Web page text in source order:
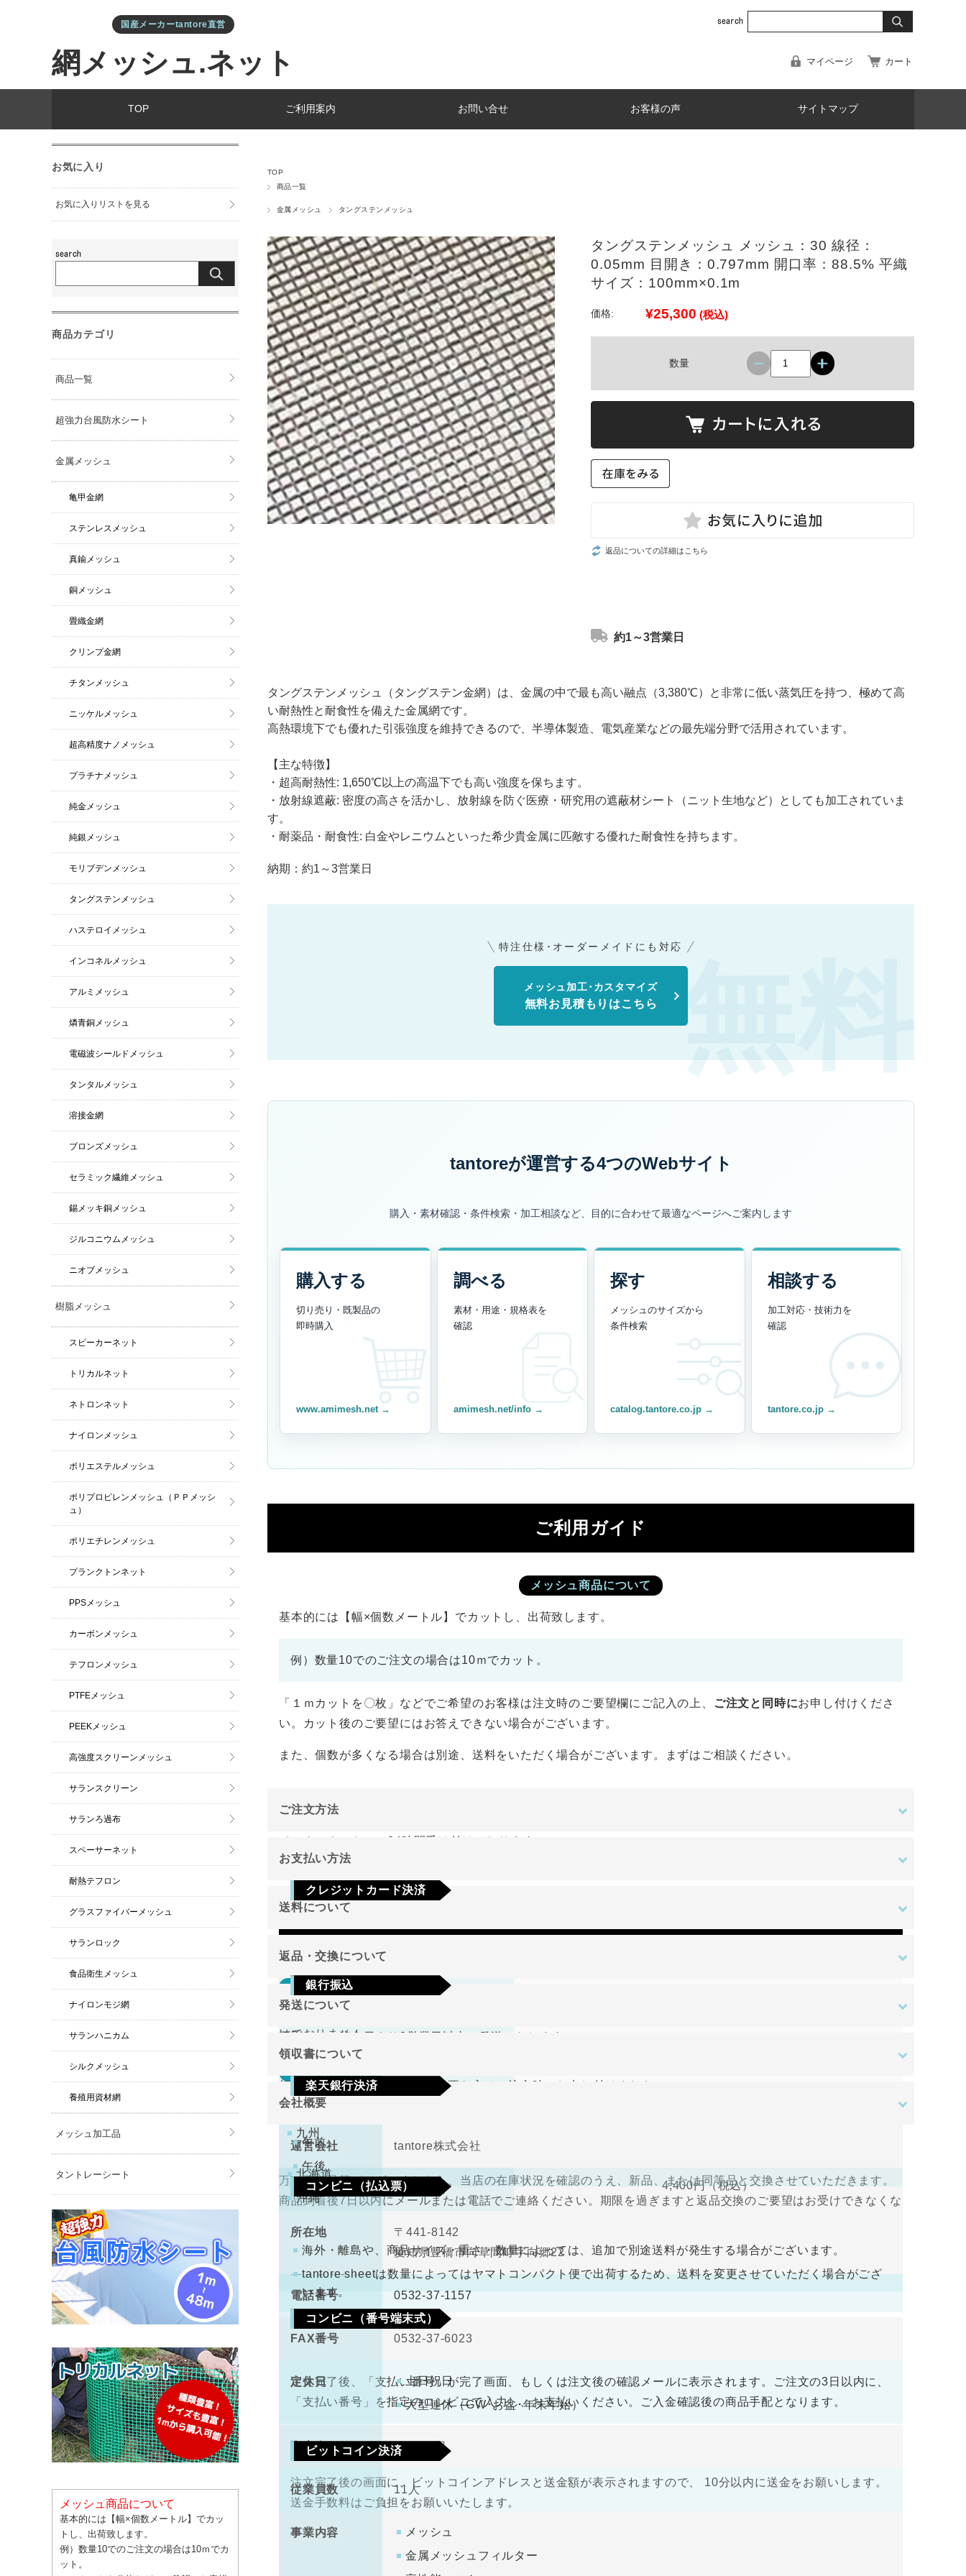
網メッシュ.ネット
国産メーカーtantore直営
マイページ カート
TOP ご利用案内 お問い合せ お客様の声 サイトマップ
TOP
商品一覧
金属メッシュ タングステンメッシュ
タングステンメッシュ メッシュ：30 線径：
0.05mm 目開き：0.797mm 開口率：88.5% 平織
サイズ：100mm×0.1m
価格: ¥25,300 (税込)
数量
返品についての詳細はこちら
約1～3営業日
タングステンメッシュ（タングステン金網）は、金属の中で最も高い融点（3,380℃）と非常に低い蒸気圧を持つ、極めて高
い耐熱性と耐食性を備えた金属網です。
高熱環境下でも優れた引張強度を維持できるので、半導体製造、電気産業などの最先端分野で活用されています。
【主な特徴】
・超高耐熱性: 1,650℃以上の高温下でも高い強度を保ちます。
・放射線遮蔽: 密度の高さを活かし、放射線を防ぐ医療・研究用の遮蔽材シート（ニット生地など）としても加工されていま
す。
・耐薬品・耐食性: 白金やレニウムといった希少貴金属に匹敵する優れた耐食性を持ちます。
納期：約1～3営業日
メッシュ加工･カスタマイズ
無料お見積もりはこちら
特注仕様･オーダーメイドにも対応
tantoreが運営する4つのWebサイト
購入・素材確認・条件検索・加工相談など、目的に合わせて最適なページへご案内します
購入する
切り売り・既製品の
即時購入
www.amimesh.net →
調べる
素材・用途・規格表を
確認
amimesh.net/info →
探す
メッシュのサイズから
条件検索
catalog.tantore.co.jp →
相談する
加工対応・技術力を
確認
tantore.co.jp →
ご利用ガイド
メッシュ商品について
基本的には【幅×個数メートル】でカットし、出荷致します。
例）数量10でのご注文の場合は10ｍでカット。
「１ｍカットを〇枚」などでご希望のお客様は注文時のご要望欄にご記入の上、 ご注文と同時にお申し付けくださ
い。カット後のご要望にはお答えできない場合がございます。
また、個数が多くなる場合は別途、送料をいただく場合がございます。まずはご相談ください。
ご注文方法
インターネットにて24時間受け付けております。
お支払い方法
クレジットカード決済
Visa Mastercard JCB AMEX Diners
銀行振込
金確認後から4～5日営業日以内の商品手配となります。手数料はご負担をお願いいたします。
楽天銀行決済
ください。手数料はご負担をお願いいたします。
コンビニ（払込票）
コンビニ払込票が郵送で届きます。決済依頼日より6日以内にご入金をお願い致します。ご入金確認後の商品手
配となります。
コンビニ（番号端末式）
注文完了後、「支払い番号」が完了画面、もしくは注文後の確認メールに表示されます。ご注文の3日以内に、
「支払い番号」を指定のコンビニで入力し、お支払いください。ご入金確認後の商品手配となります。
ビットコイン決済
注文完了後の画面に、ビットコインアドレスと送金額が表示されますので、 10分以内に送金をお願いします。
送金手数料はご負担をお願いいたします。
送料について
地域
東北
関東
近畿
中国
四国
九州
北海道
沖縄
4,400円（税込）
海外・離島や、商品サイズ・重さ・数量によっては、追加で別途送料が発生する場合がございます。
tantore sheetは数量によってはヤマトコンパクト便で出荷するため、送料を変更させていただく場合がござ
います。
返品・交換について
返品期限･条件
切り売り商品やメーカー取り寄せ商品の場合、著しく商品に欠陥がある場合を除き、原則として返品交換を受け付
けておりません。
切り売り商品やメーカー取り寄せ商品の場合、著しく商品に欠陥がある場合を除き、原則として返品交換を受け付
不良品
万一不良品等がございましたら、当店の在庫状況を確認のうえ、新品、または同等品と交換させていただきます。
商品到着後7日以内にメールまたは電話でご連絡ください。期限を過ぎますと返品交換のご要望はお受けできなくな
発送について
原則として注文日より2営業日以内に発送いたします。
下記の選択肢からご希望の配送時間をご指定頂けます。
午前
午後
領収書について
領収書（納品書、請求書）が必要な方はご注文時にお申し付けください。
会社概要
運営会社 tantore株式会社
代表取締役 中河原 毅
所在地
〒441-8142
愛知県豊橋市向草間町字向郷22
電話番号 0532-37-1157
FAX番号 0532-37-6023
定休日
土日祝日
大型連休（GW･お盆･年末年始）
資本金 1000万円
従業員数 11人
事業内容
メッシュ
金属メッシュフィルター
お気に入り
お気に入りリストを見る
商品カテゴリ
商品一覧
超強力台風防水シート
金属メッシュ
亀甲金網
ステンレスメッシュ
真鍮メッシュ
銅メッシュ
畳織金網
クリンプ金網
チタンメッシュ
ニッケルメッシュ
超高精度ナノメッシュ
プラチナメッシュ
純金メッシュ
純銀メッシュ
モリブデンメッシュ
タングステンメッシュ
ハステロイメッシュ
インコネルメッシュ
アルミメッシュ
燐青銅メッシュ
電磁波シールドメッシュ
タンタルメッシュ
溶接金網
ブロンズメッシュ
セラミック繊維メッシュ
錫メッキ銅メッシュ
ジルコニウムメッシュ
ニオブメッシュ
樹脂メッシュ
スピーカーネット
トリカルネット
ネトロンネット
ナイロンメッシュ
ポリエステルメッシュ
ポリプロピレンメッシュ（ＰＰメッシ
ュ）
ポリエチレンメッシュ
プランクトンネット
PPSメッシュ
カーボンメッシュ
テフロンメッシュ
PTFEメッシュ
PEEKメッシュ
高強度スクリーンメッシュ
サランスクリーン
サランろ過布
スペーサーネット
耐熱テフロン
グラスファイバーメッシュ
サランロック
食品衛生メッシュ
ナイロンモジ網
サランハニカム
シルクメッシュ
養殖用資材網
メッシュ加工品
タントレーシート
メッシュ商品について
基本的には【幅×個数メートル】でカッ
トし、出荷致します。
例）数量10でのご注文の場合は10ｍでカ
ット。